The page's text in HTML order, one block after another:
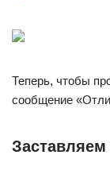
Теперь, чтобы
сообщение
Заставляем